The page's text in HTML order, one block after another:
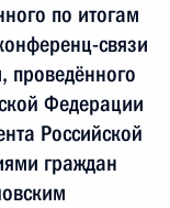
по итогам
связи
проведённого
Федерации
Российской
граждан